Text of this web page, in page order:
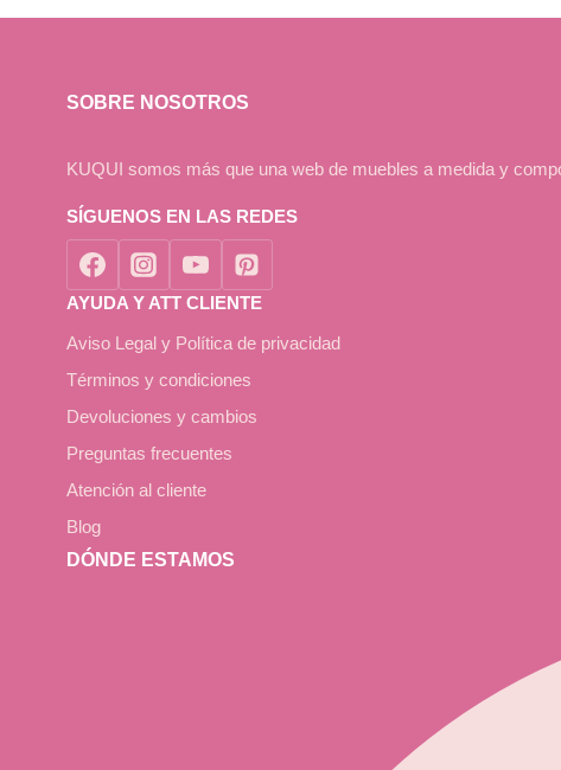
SOBRE NOSOTROS
KUQUI somos más que una web de muebles a medida y
SÍGUENOS EN LAS REDES
AYUDA Y ATT CLIENTE
Aviso Legal y Política de privacidad
Términos y condiciones
Devoluciones y cambios
Preguntas frecuentes
Atención al cliente
Blog
DÓNDE ESTAMOS